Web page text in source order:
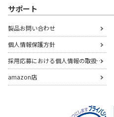
サポート
製品お問い合わせ
個人情報保護方針
採用応募における個人情報の取扱いについて
amazon店